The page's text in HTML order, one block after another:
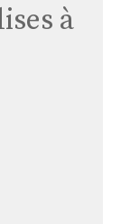
à